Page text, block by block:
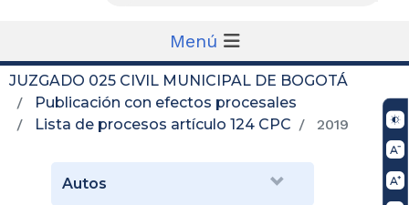
Menú
JUZGADO 025 CIVIL MUNICIPAL DE BOGOTÁ
Publicación con efectos procesales
Lista de procesos artículo 124 CPC
2019
Autos